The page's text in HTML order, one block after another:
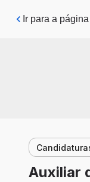
Pular para o
Ir para a
Auxiliar